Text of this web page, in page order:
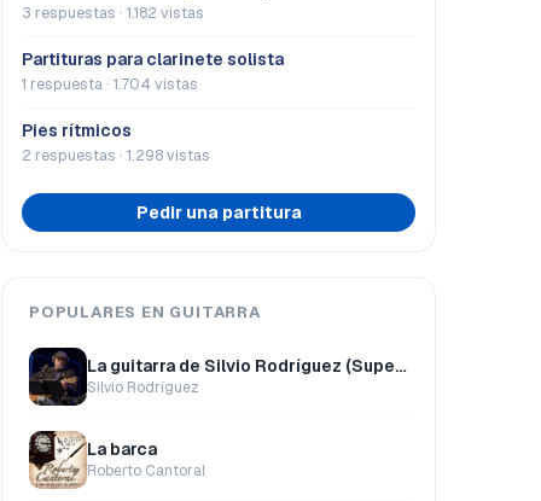
3 respuestas · 1.182 vistas
Partituras para clarinete solista
1 respuesta · 1.704 vistas
Pies rítmicos
2 respuestas · 1.298 vistas
Pedir una partitura
POPULARES EN GUITARRA
La guitarra de Silvio Rodríguez (Super Pack)
Silvio Rodríguez
La barca
Roberto Cantoral